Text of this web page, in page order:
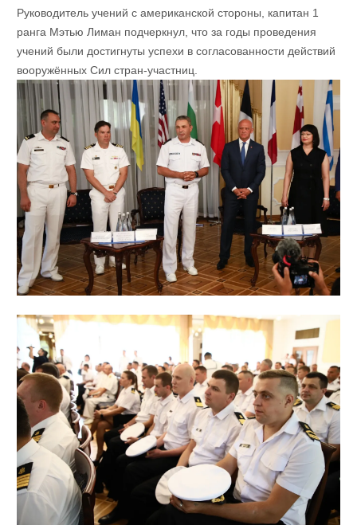
Руководитель учений с американской стороны, капитан 1
ранга Мэтью Лиман подчеркнул, что за годы проведения
учений были достигнуты успехи в согласованности действий
вооружённых Сил стран-участниц.